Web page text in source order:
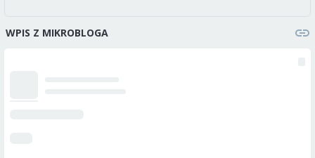
WPIS Z MIKROBLOGA